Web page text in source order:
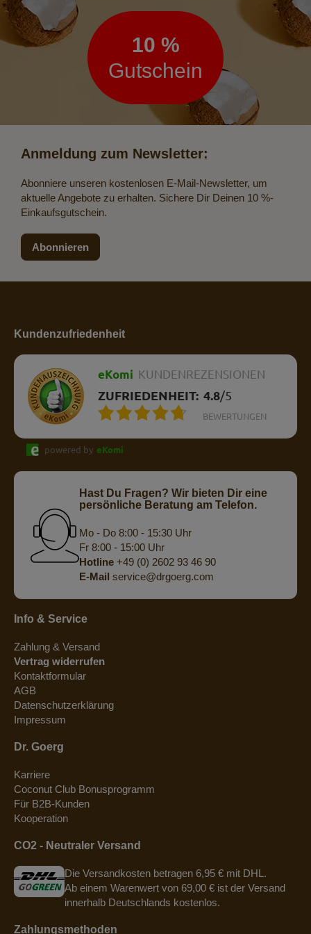
10 %
Gutschein
Anmeldung zum Newsletter:
Abonniere unseren kostenlosen E-Mail-Newsletter, um
aktuelle Angebote zu erhalten. Sichere Dir Deinen 10 %-
Einkaufsgutschein.
Abonnieren
Kundenzufriedenheit
eKomi KUNDENREZENSIONEN
ZUFRIEDENHEIT: 4.8/5
BEWERTUNGEN
powered by eKomi
Hast Du Fragen? Wir bieten Dir eine
persönliche Beratung am Telefon.
Mo - Do 8:00 - 15:30 Uhr
Fr 8:00 - 15:00 Uhr
Hotline+49 (0) 2602 93 46 90
E-Mail service@drgoerg.com
Info & Service
Zahlung & Versand
Vertrag widerrufen
Kontaktformular
AGB
Datenschutzerklärung
Impressum
Dr. Goerg
Karriere
Coconut Club Bonusprogramm
Für B2B-Kunden
Kooperation
CO2 - Neutraler Versand
Die Versandkosten betragen 6,95 € mit DHL.
Ab einem Warenwert von 69,00 € ist der Versand
innerhalb Deutschlands kostenlos.
Zahlungsmethoden